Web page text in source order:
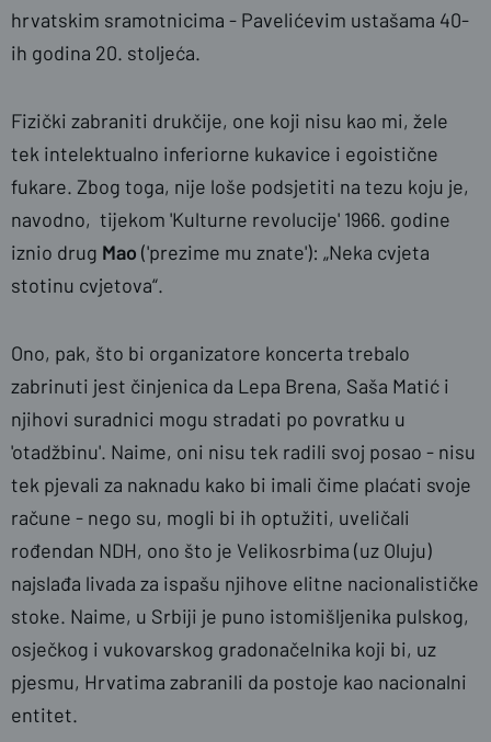
hrvatskim sramotnicima - Pavelićevim ustašama 40-
ih godina 20. stoljeća.
Fizički zabraniti drukčije, one koji nisu kao mi, žele
tek intelektualno inferiorne kukavice i egoistične
fukare. Zbog toga, nije loše podsjetiti na tezu koju je,
navodno, tijekom 'Kulturne revolucije' 1966. godine
iznio drug Mao ('prezime mu znate'): „Neka cvjeta
stotinu cvjetova“.
Ono, pak, što bi organizatore koncerta trebalo
zabrinuti jest činjenica da Lepa Brena, Saša Matić i
njihovi suradnici mogu stradati po povratku u
'otadžbinu'. Naime, oni nisu tek radili svoj posao - nisu
tek pjevali za naknadu kako bi imali čime plaćati svoje
račune - nego su, mogli bi ih optužiti, uveličali
rođendan NDH, ono što je Velikosrbima (uz Oluju)
najslađa livada za ispašu njihove elitne nacionalističke
stoke. Naime, u Srbiji je puno istomišljenika pulskog,
osječkog i vukovarskog gradonačelnika koji bi, uz
pjesmu, Hrvatima zabranili da postoje kao nacionalni
entitet.